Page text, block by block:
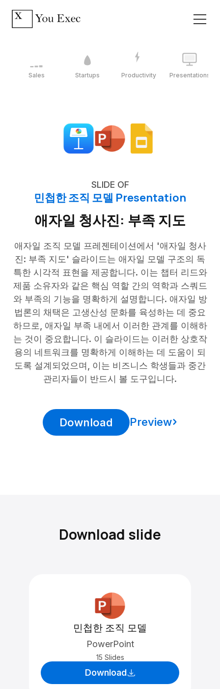
Sales Startups Productivity Presentations
SLIDE OF
민첩한 조직 모델 Presentation
애자일 청사진: 부족 지도
애자일 조직 모델 프레젠테이션에서 '애자일 청사
진: 부족 지도' 슬라이드는 애자일 모델 구조의 독
특한 시각적 표현을 제공합니다. 이는 챕터 리드와
제품 소유자와 같은 핵심 역할 간의 역학과 스쿼드
와 부족의 기능을 명확하게 설명합니다. 애자일 방
법론의 채택은 고생산성 문화를 육성하는 데 중요
하므로, 애자일 부족 내에서 이러한 관계를 이해하
는 것이 중요합니다. 이 슬라이드는 이러한 상호작
용의 네트워크를 명확하게 이해하는 데 도움이 되
도록 설계되었으며, 이는 비즈니스 학생들과 중간
관리자들이 반드시 볼 도구입니다.
Download Preview
Download slide
민첩한 조직 모델
PowerPoint
15 Slides
Download